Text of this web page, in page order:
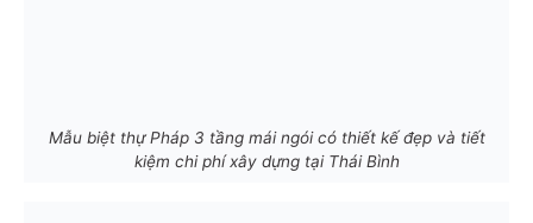
Mẫu biệt thự Pháp 3 tầng mái ngói có thiết kế đẹp và tiết
kiệm chi phí xây dựng tại Thái Bình